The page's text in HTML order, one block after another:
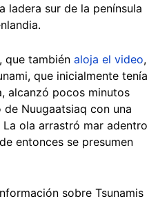
ladera sur de la península
que también aloja el video,
que inicialmente tenía
alcanzó pocos minutos
Nuugaatsiaq con una
ola arrastró mar adentro
entonces se presumen
sobre Tsunamis